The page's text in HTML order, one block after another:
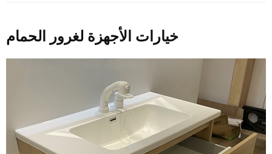
خيارات الأجهزة لغرور الحمام